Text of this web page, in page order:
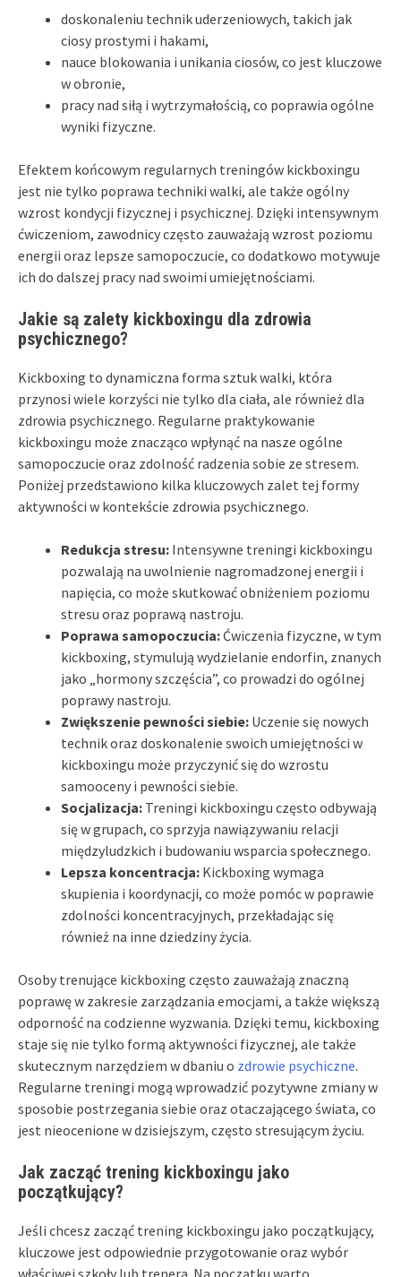
doskonaleniu technik uderzeniowych, takich jak
ciosy prostymi i hakami,
nauce blokowania i unikania ciosów, co jest kluczowe
w obronie,
pracy nad siłą i wytrzymałością, co poprawia ogólne
wyniki fizyczne.
Efektem końcowym regularnych treningów kickboxingu
jest nie tylko poprawa techniki walki, ale także ogólny
wzrost kondycji fizycznej i psychicznej. Dzięki intensywnym
ćwiczeniom, zawodnicy często zauważają wzrost poziomu
energii oraz lepsze samopoczucie, co dodatkowo motywuje
ich do dalszej pracy nad swoimi umiejętnościami.
Jakie są zalety kickboxingu dla zdrowia
psychicznego?
Kickboxing to dynamiczna forma sztuk walki, która
przynosi wiele korzyści nie tylko dla ciała, ale również dla
zdrowia psychicznego. Regularne praktykowanie
kickboxingu może znacząco wpłynąć na nasze ogólne
samopoczucie oraz zdolność radzenia sobie ze stresem.
Poniżej przedstawiono kilka kluczowych zalet tej formy
aktywności w kontekście zdrowia psychicznego.
Redukcja stresu: Intensywne treningi kickboxingu
pozwalają na uwolnienie nagromadzonej energii i
napięcia, co może skutkować obniżeniem poziomu
stresu oraz poprawą nastroju.
Poprawa samopoczucia:Ćwiczenia fizyczne, w tym
kickboxing, stymulują wydzielanie endorfin, znanych
jako „hormony szczęścia”, co prowadzi do ogólnej
poprawy nastroju.
Zwiększenie pewności siebie: Uczenie się nowych
technik oraz doskonalenie swoich umiejętności w
kickboxingu może przyczynić się do wzrostu
samooceny i pewności siebie.
Socjalizacja: Treningi kickboxingu często odbywają
się w grupach, co sprzyja nawiązywaniu relacji
międzyludzkich i budowaniu wsparcia społecznego.
Lepsza koncentracja: Kickboxing wymaga
skupienia i koordynacji, co może pomóc w poprawie
zdolności koncentracyjnych, przekładając się
również na inne dziedziny życia.
Osoby trenujące kickboxing często zauważają znaczną
poprawę w zakresie zarządzania emocjami, a także większą
odporność na codzienne wyzwania. Dzięki temu, kickboxing
staje się nie tylko formą aktywności fizycznej, ale także
skutecznym narzędziem w dbaniu o zdrowie psychiczne.
Regularne treningi mogą wprowadzić pozytywne zmiany w
sposobie postrzegania siebie oraz otaczającego świata, co
jest nieocenione w dzisiejszym, często stresującym życiu.
Jak zacząć trening kickboxingu jako
początkujący?
Jeśli chcesz zacząć trening kickboxingu jako początkujący,
kluczowe jest odpowiednie przygotowanie oraz wybór
właściwej szkoły lub trenera. Na początku warto